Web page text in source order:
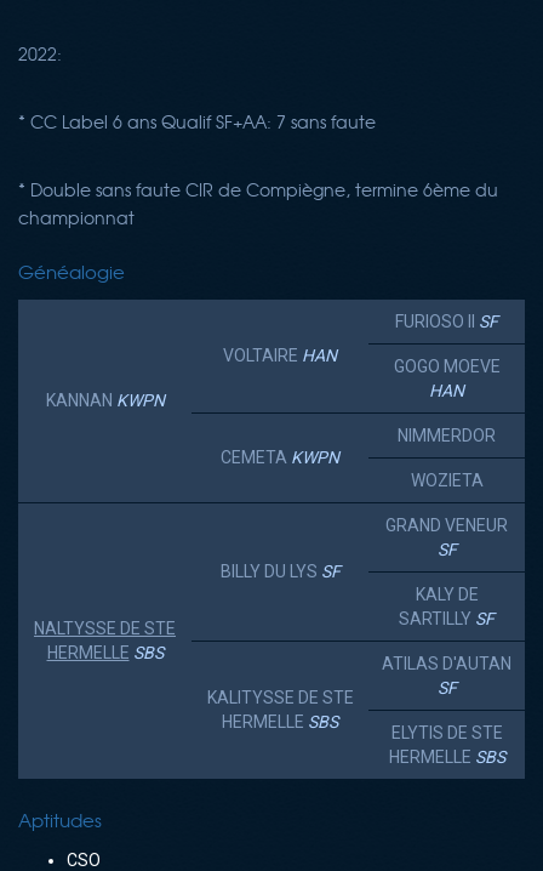
2022:
* CC Label 6 ans Qualif SF+AA: 7 sans faute
* Double sans faute CIR de Compiègne, termine 6ème du
championnat
Généalogie
KANNAN KWPN
VOLTAIRE HAN
FURIOSO II SF
GOGO MOEVE
HAN
CEMETA KWPN
NIMMERDOR
WOZIETA
NALTYSSE DE STE
HERMELLE SBS
BILLY DU LYS SF
GRAND VENEUR
SF
KALY DE
SARTILLY SF
KALITYSSE DE STE
HERMELLE SBS
ATILAS D'AUTAN
SF
ELYTIS DE STE
HERMELLE SBS
Aptitudes
CSO